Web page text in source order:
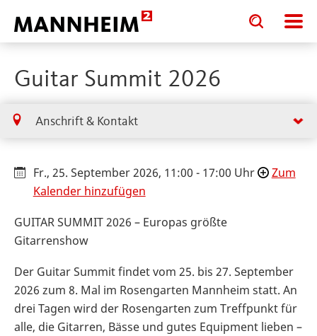
Toggle
search
input
Toggle
search
input
Guitar Summit 2026
Anschrift & Kontakt
Fr., 25. September 2026, 11:00 - 17:00 Uhr
Zum
Kalender hinzufügen
GUITAR SUMMIT 2026 – Europas größte
Gitarrenshow
Der Guitar Summit findet vom 25. bis 27. September
2026 zum 8. Mal im Rosengarten Mannheim statt. An
drei Tagen wird der Rosengarten zum Treffpunkt für
alle, die Gitarren, Bässe und gutes Equipment lieben –